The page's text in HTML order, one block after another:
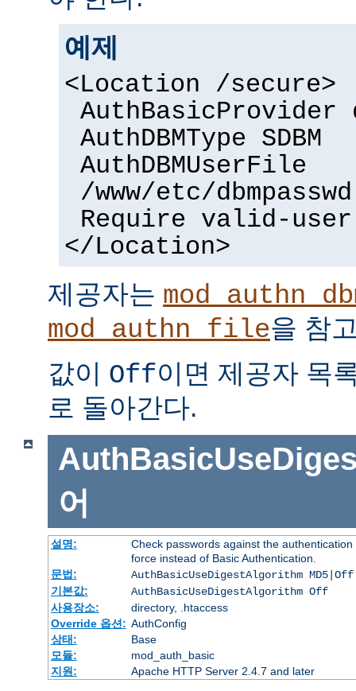
예제
<Location /secure>
AuthBasicProvider
AuthDBMType SDBM
AuthDBMUserFile
/www/etc/dbmpasswd
Require valid-user
</Location>
제공자는
mod_authn_file을 참
값이 Off이면 제공자 목
로 돌아간다.
어
설명:
Check passwords against the
force instead of Basic Authentication.
문법:
AuthBasicUseDigestAlgorithm MD5|Off
기본값:
AuthBasicUseDigestAlgorithm Off
사용장소:
directory, .htaccess
Override 옵션: AuthConfig
상태:
Base
모듈:
mod_auth_basic
지원:
Apache HTTP Server 2.4.7 and later